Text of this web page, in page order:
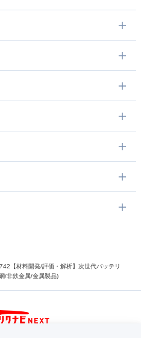
742【材料開発/評価・解析】次世代バッテリ
/非鉄金属/金属製品)